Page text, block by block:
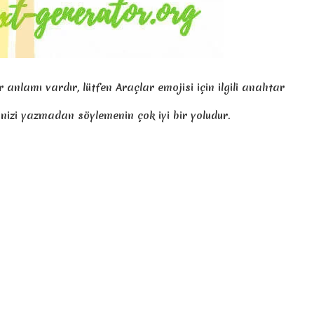
anlamı vardır, lütfen Araçlar emojisi için ilgili anahtar
yazmadan söylemenin çok iyi bir yoludur.